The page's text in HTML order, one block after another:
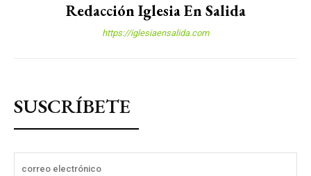
Redacción Iglesia En Salida
https://iglesiaensalida.com
SUSCRÍBETE